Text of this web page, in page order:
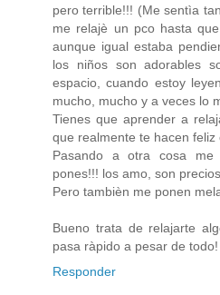
pero terrible!!! (Me sentìa
me relajè un pco hasta
aunque igual estaba
los niños son adorables
espacio, cuando estoy
mucho, mucho y a veces lo
Tienes que aprender a
que realmente te hacen feliz
Pasando a otra cosa me
pones!!! los amo, son
Pero tambièn me ponen
Bueno trata de relajarte
pasa ràpido a pesar de
Responder